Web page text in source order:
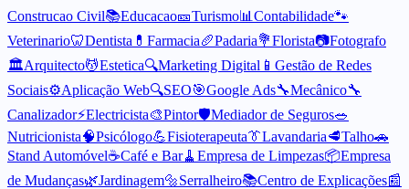
Construcao Civil📚Educacao🎫Turismo📊 Contabilidade🐾
Veterinario🦷Dentista 💊 Farmacia🥖Padaria💐Florista📷Fotografo
🏛️Arquitecto💆Estetica🔍Marketing Digital 📱 Gestão de Redes
Sociais⚙️Aplicação Web🔍SEO🎯Google Ads🔧Mecânico🔧
Canalizador⚡Electricista🎨Pintor🛡️Mediador de Seguros🥗
Nutricionista🧠Psicólogo💪Fisioterapeuta👔Lavandaria🥩Talho🚗
Stand Automóvel☕Café e Bar🧹 Empresa de Limpezas📦Empresa
de Mudanças🌿Jardinagem🔩Serralheiro📚Centro de Explicações📰